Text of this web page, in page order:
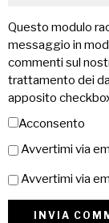
Questo modulo
messaggio in
commenti sul
trattamento dei
apposito
Acconsento
Avvertimi via
Avvertimi via